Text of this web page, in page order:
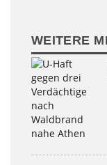
WEITERE